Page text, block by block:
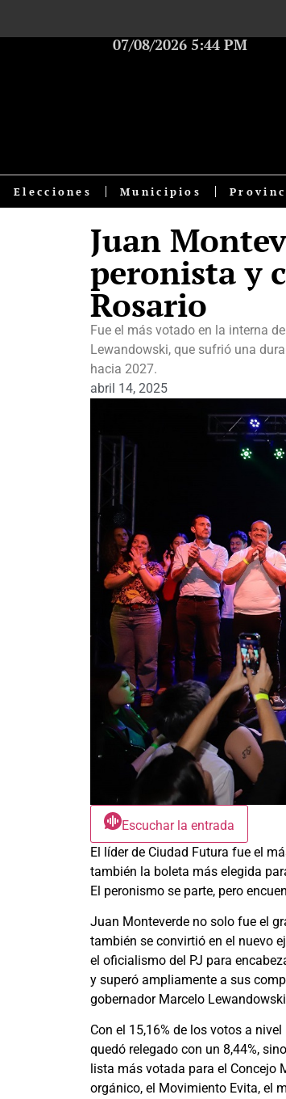
07/08/2026 5:44 PM
Elecciones Municipios
Juan
peronista y
Rosario
Fue el más votado en la interna
Lewandowski, que sufrió una
hacia 2027.
abril 14, 2025
Escuchar la entrada
El líder de Ciudad Futura fue el
también la boleta más elegida
El peronismo se parte, pero
Juan Monteverde no solo fue el
también se convirtió en el nuevo
el oficialismo del PJ para
y superó ampliamente a sus
gobernador Marcelo
Con el 15,16% de los votos a
quedó relegado con un 8,44%,
lista más votada para el Concejo
orgánico, el Movimiento Evita, el